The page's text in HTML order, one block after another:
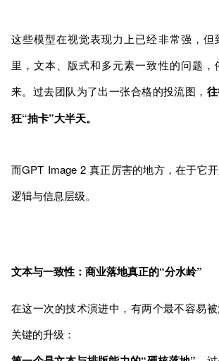
这些模型在视觉表现力上已经非常强，但
里，文本、版式和多元素一致性的问题，
来。过去团队为了出一张合格的投流图，
狂“抽卡”大半天。
而GPT Image 2 真正厉害的地方，在于它
逻辑与信息层级。
文本与一致性：商业落地真正的“分水岭”
在这一次的技术演进中，有两个最不容易
关键的升级：